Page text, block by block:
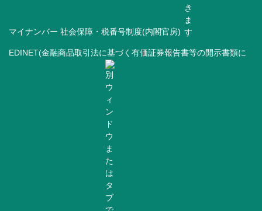
マイナンバー 社会保障・税番号制度(内閣官房)
EDINET(金融商品取引法に基づく有価証券報告書等の開示書類に